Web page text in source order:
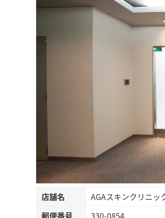
店舗名
AGAスキンクリニッ
郵便番号
330-0854